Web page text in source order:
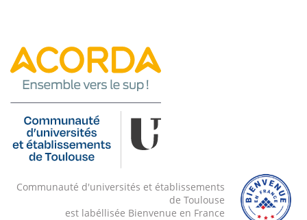
Communauté d'universités et établissements
de Toulouse
est labéllisée Bienvenue en France